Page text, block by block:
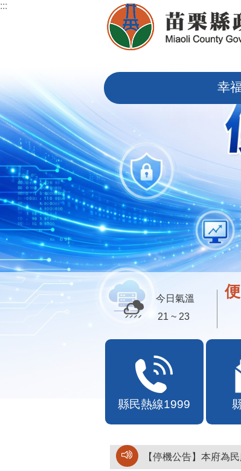
跳到主要內容區塊
:::
幸
今日氣溫
21 ~ 23
縣民熱線1999
【停機公告】本府為